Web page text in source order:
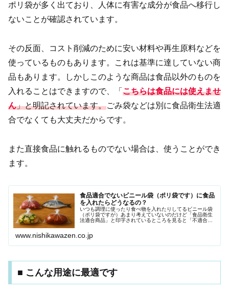
ポリ袋が多く出ており、人体に有害な成分が食品へ移行し
ないことが確認されています。
その反面、コスト削減のために安い材料や再生原料などを
使っているものもあります。これは基準に達していない商
品もあります。しかしこのような商品は食品以外のものを
入れることはできますので、「 こちらは食品には使えませ
ん」と明記されています。ごみ袋などは別に食品衛生法適
合でなくても大丈夫だからです。
また直接食品に触れるものでない場合は、使うことができ
ます。
食品適合でないビニール袋（ポリ袋です）に食品
を入れたらどうなるの？
いつも調理に使ったり食べ物を入れたりしてるビニール袋
（ポリ袋ですが）あまり考えていないのだけど「食品衛生
法適合商品」と印字されているところを見ると「不適合商
www.nishikawazen.co.jp
■ こんな用途に最適です